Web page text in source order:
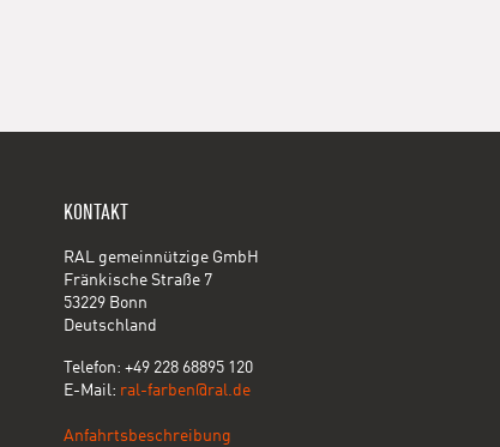
KONTAKT
RAL gemeinnützige GmbH
Fränkische Straße 7
53229 Bonn
Deutschland
Telefon: +49 228 68895 120
E-Mail: ral-farben@ral.de
Anfahrtsbeschreibung